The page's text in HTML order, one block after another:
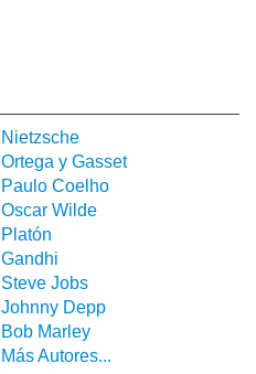
Nietzsche
Ortega y Gasset
Paulo Coelho
Oscar Wilde
Platón
Gandhi
Steve Jobs
Johnny Depp
Bob Marley
Más Autores...